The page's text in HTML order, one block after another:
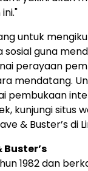
untuk
sosial guna
perayaan
mendatang.
pembukaan
kunjungi situs
& Buster’s di
1982 dan